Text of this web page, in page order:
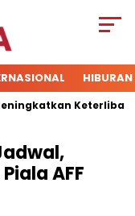
HIBURAN
Keterlibatan
AFF